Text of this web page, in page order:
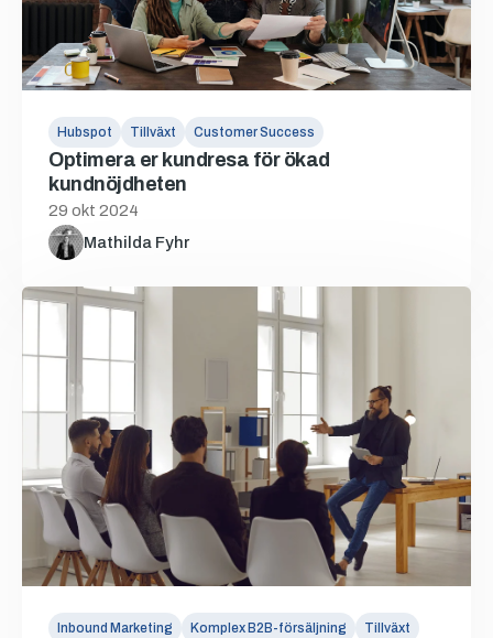
Hubspot Tillväxt Customer Success
Optimera er kundresa för ökad
kundnöjdheten
29 okt 2024
Mathilda Fyhr
Inbound Marketing Komplex B2B-försäljning Tillväxt